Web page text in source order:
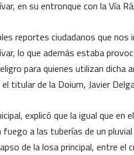
en su entronque con la Vía
reportes ciudadanos que nos
lo que además estaba
para quienes utilizan
titular de la Doium, Javier
explicó que la igual que
fuego a las tuberías de un
de la losa principal, entre el